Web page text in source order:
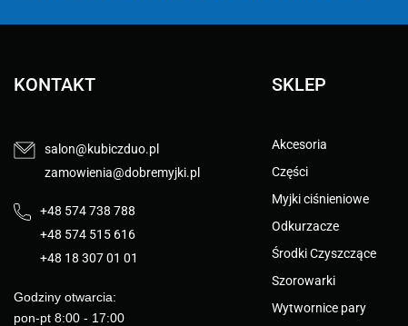
KONTAKT
salon@kubiczduo.pl
zamowienia@dobremyjki.pl
+48 574 738 788
+48 574 515 616
+48 18 307 01 01
Godziny otwarcia:
pon-pt 8:00 - 17:00
SKLEP
Akcesoria
Części
Myjki ciśnieniowe
Odkurzacze
Środki Czyszczące
Szorowarki
Wytwornice pary